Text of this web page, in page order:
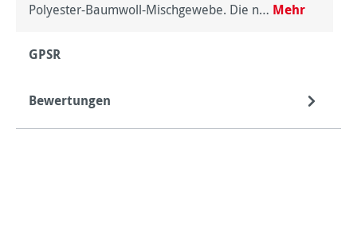
Polyester-Baumwoll-Mischgewebe. Die n… Mehr
GPSR
Bewertungen